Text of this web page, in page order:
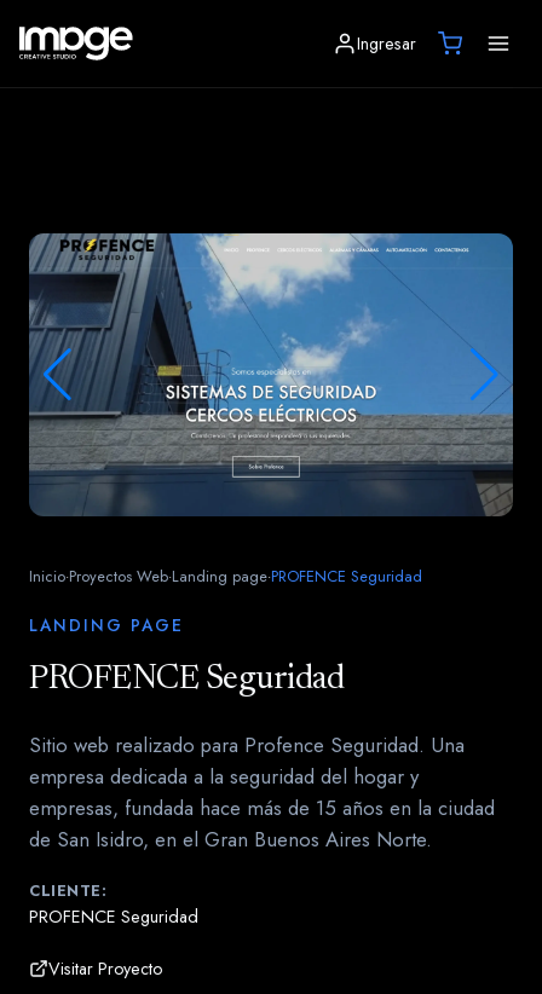
Ingresar
Inicio·Proyectos Web·Landing page·PROFENCE Seguridad
LANDING PAGE
PROFENCE Seguridad
Sitio web realizado para Profence Seguridad. Una
empresa dedicada a la seguridad del hogar y
empresas, fundada hace más de 15 años en la ciudad
de San Isidro, en el Gran Buenos Aires Norte.
CLIENTE:
PROFENCE Seguridad
Visitar Proyecto